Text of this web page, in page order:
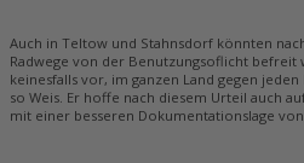
Auch in Teltow und Stahnsdorf könnten
Radwege von der Benutzungsoflicht befreit
keinesfalls vor, im ganzen Land gegen
so Weis. Er hoffe nach diesem Urteil auch
mit einer besseren Dokumentationslage